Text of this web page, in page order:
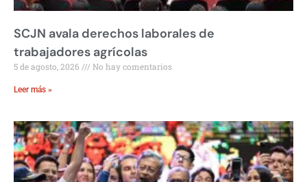
SCJN avala derechos laborales de
trabajadores agrícolas
5 de agosto, 2026 No hay comentarios
Leer más »